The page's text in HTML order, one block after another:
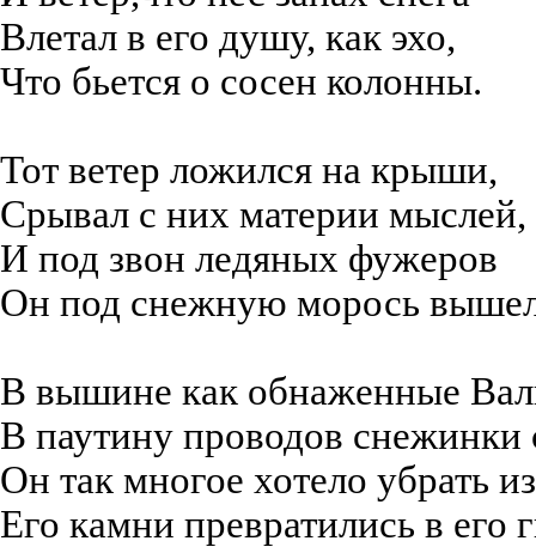
Влетал в его душу, как эхо,
Что бьется о сосен колонны.
Тот ветер ложился на крыши,
Срывал с них материи мыслей,
И под звон ледяных фужеров
Он под снежную морось
В вышине как обнаженные
В паутину проводов снежинки
Он так многое хотело убрать
Его камни превратились в его